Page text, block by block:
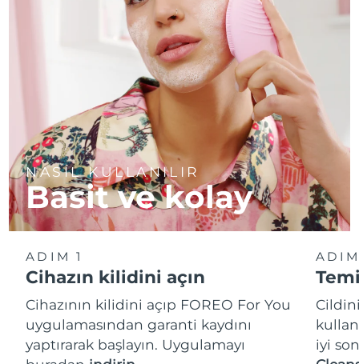
NASIL KULLANILIR
Basit ve kolay
ADIM 1
Cihazın kilidini açın
Cihazının kilidini açıp FOREO For You
uygulamasından garanti kaydını
yaptırarak başlayın. Uygulamayı
iyi